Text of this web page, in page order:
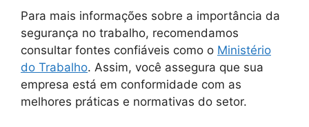
Para mais informações sobre a importância da
segurança no trabalho, recomendamos
consultar fontes confiáveis como o Ministério
do Trabalho. Assim, você assegura que sua
empresa está em conformidade com as
melhores práticas e normativas do setor.